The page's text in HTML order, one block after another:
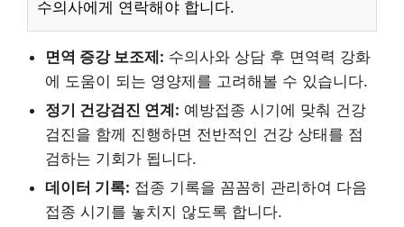
수의사에게 연락해야 합니다.
면역 증강 보조제: 수의사와 상담 후 면역력 강화
에 도움이 되는 영양제를 고려해볼 수 있습니다.
정기 건강검진 연계: 예방접종 시기에 맞춰 건강
검진을 함께 진행하면 전반적인 건강 상태를 점
검하는 기회가 됩니다.
데이터 기록: 접종 기록을 꼼꼼히 관리하여 다음
접종 시기를 놓치지 않도록 합니다.